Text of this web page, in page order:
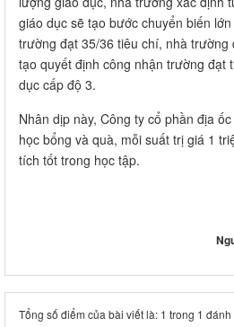
giáo dục sẽ tạo bước chuyển biến
trường đạt 35/36 tiêu chí, nhà
tạo quyết định công nhận trường đạt
dục cấp độ 3.
Nhân dịp này, Công ty cổ phần địa
học bổng và quà, mỗi suất trị giá 1
tích tốt trong học tập.
Tổng số điểm của bài viết là: 1 trong 1 đánh